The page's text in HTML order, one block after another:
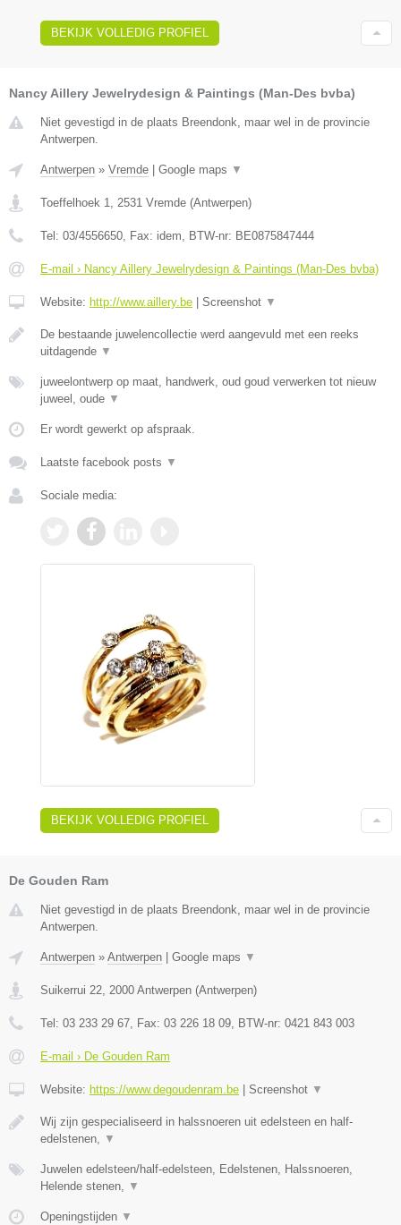
BEKIJK VOLLEDIG PROFIEL
Nancy Aillery Jewelrydesign & Paintings (Man-Des bvba)
Niet gevestigd in de plaats Breendonk, maar wel in de provincie
Antwerpen.
Antwerpen » Vremde | Google maps ▼
Toeffelhoek 1 2531 Vremde (Antwerpen)
Tel: 03/4556650 , Fax: idem , BTW-nr: BE0875847444
E-mail › Nancy Aillery Jewelrydesign & Paintings (Man-Des bvba)
Website: http://www.aillery.be | Screenshot ▼
De bestaande juwelencollectie werd aangevuld met een reeks
uitdagende ▼
juweelontwerp op maat, handwerk, oud goud verwerken tot nieuw
juweel, oude ▼
Er wordt gewerkt op afspraak.
Laatste facebook posts ▼
Sociale media:
BEKIJK VOLLEDIG PROFIEL
De Gouden Ram
Niet gevestigd in de plaats Breendonk, maar wel in de provincie
Antwerpen.
Antwerpen » Antwerpen Google maps ▼
Suikerrui 22, 2000 Antwerpen (Antwerpen)
Tel: 03 233 29 67, Fax: 03 226 18 09, BTW-nr: 0421 843 003
E-mail › De Gouden Ram
Website: https://www.degoudenram.be Screenshot ▼
Wij zijn gespecialiseerd in halssnoeren uit edelsteen en half-
edelstenen, ▼
Juwelen edelsteen/half-edelsteen, Edelstenen, Halssnoeren,
Helende stenen, ▼
Openingstijden ▼